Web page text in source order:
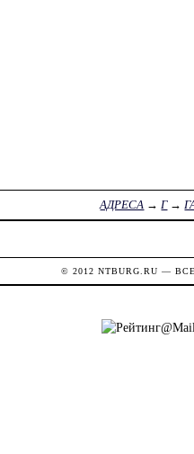
АДРЕСА →Г→
© 2012 NTBURG.RU —